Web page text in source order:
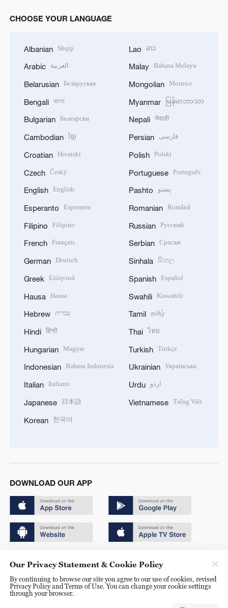
CHOOSE YOUR LANGUAGE
Albanian Shqip
Arabic العربية
Belarusian Беларуская
Bengali বাংলা
Bulgarian Български
Cambodian ខ្មែរ
Croatian Hrvatski
Czech Český
English English
Esperanto Esperanto
Filipino Filipino
French Français
German Deutsch
Greek Ελληνικά
Hausa Hausa
Hebrew עברית
Hindi हिन्दी
Hungarian Magyar
Indonesian Bahasa Indonesia
Italian Italiano
Japanese 日本語
Korean 한국어
Lao ລາວ
Malay Bahasa Melayu
Mongolian Монгол
Myanmar မြန်မာဘာသာ
Nepali नेपाली
Persian فارسی
Polish Polski
Portuguese Português
Pashto پښتو
Romanian Română
Russian Русский
Serbian Српски
Sinhala සිංහල
Spanish Español
Swahili Kiswahili
Tamil தமிழ்
Thai ไทย
Turkish Türkçe
Ukrainian Українська
Urdu اردو
Vietnamese Tiếng Việt
DOWNLOAD OUR APP
京ICP备20000184号
京公网安备 11010502050052号
Our Privacy Statement & Cookie Policy
By continuing to browse our site you agree to our use of cookies, revised
Privacy Policy and Terms of Use. You can change your cookie settings
through your browser.